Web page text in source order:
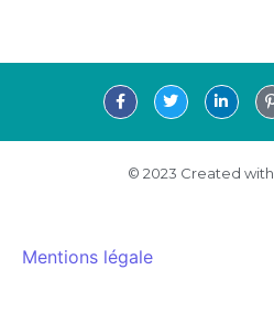
© 2023 Created with
Mentions légale